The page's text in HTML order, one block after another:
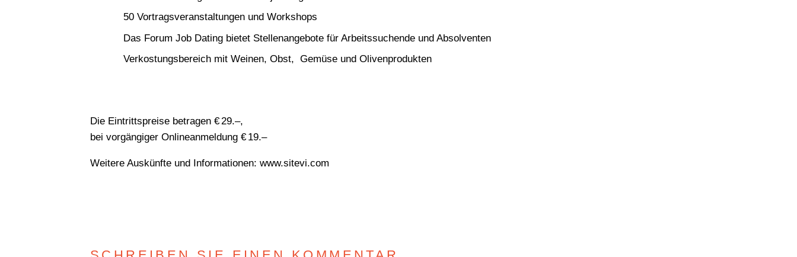
50 Vortragsveranstaltungen und Workshops
Das Forum Job Dating bietet Stellenangebote für Arbeitssuchende und Absolventen
Verkostungsbereich mit Weinen, Obst, Gemüse und Olivenprodukten
Die Eintrittspreise betragen € 29.–,
bei vorgängiger Onlineanmeldung € 19.–
Weitere Auskünfte und Informationen: www.sitevi.com
WONACH SUCHEN SIE?